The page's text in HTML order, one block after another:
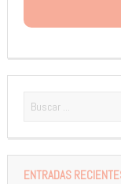
ENTRADAS